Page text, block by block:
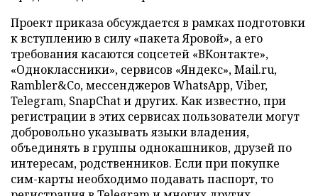
Проект приказа обсуждается в рамках подготовки
к вступлению в силу «пакета Яровой», а его
требования касаются соцсетей «ВКонтакте»,
«Одноклассники», сервисов «Яндекс», Mail.ru,
Rambler&Co, мессенджеров WhatsApp, Viber,
Telegram, SnapChat и других. Как известно, при
регистрации в этих сервисах пользователи могут
добровольно указывать языки владения,
объединять в группы однокашников, друзей по
интересам, родственников. Если при покупке
сим-карты необходимо подавать паспорт, то